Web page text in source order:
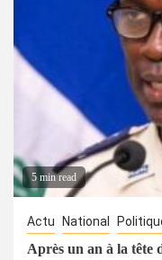
5 min read
Actu National
Après un an à la tête